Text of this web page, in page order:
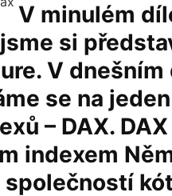
V minulém
si
V
se na
– DAX.
indexem